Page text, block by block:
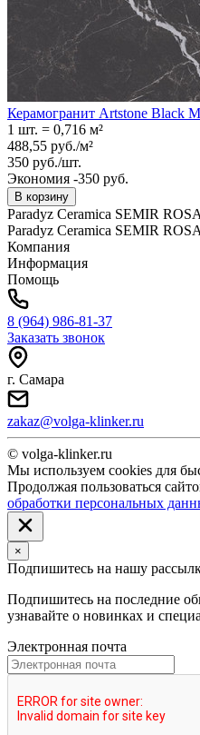
Керамогранит Artstone Black
1 шт. = 0,716 м²
488,55 руб./м²
350 руб./шт.
Экономия -350 руб.
В корзину
Paradyz Ceramica SEMIR ROSA
Paradyz Ceramica SEMIR ROSA
Компания
Информация
Помощь
8 (964) 986-81-37
Заказать звонок
г. Самара
zakaz@volga-klinker.ru
© volga-klinker.ru
Мы используем cookies для
Продолжая пользоваться
обработки персональных
×
Подпишитесь на нашу
Подпишитесь на последние
узнавайте о новинках и
Электронная почта